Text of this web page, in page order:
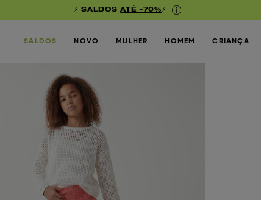
⚡ SALDOSATÉ -70%⚡
SALDOS NOVO MULHER HOMEM CRIANÇA